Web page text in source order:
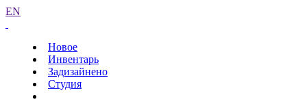
EN
Новое
Инвентарь
Задизайнено
Студия